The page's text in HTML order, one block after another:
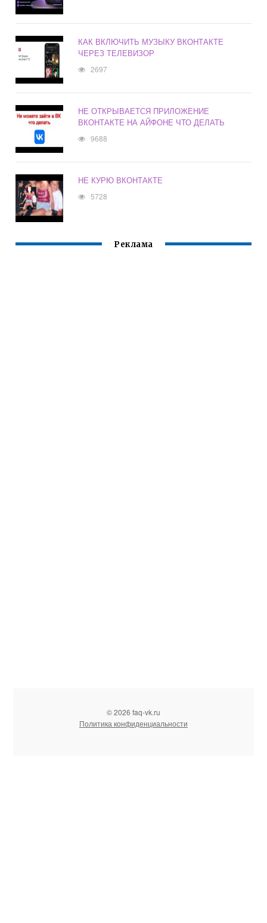
КАК ВКЛЮЧИТЬ МУЗЫКУ ВКОНТАКТЕ
ЧЕРЕЗ ТЕЛЕВИЗОР
2697
НЕ ОТКРЫВАЕТСЯ ПРИЛОЖЕНИЕ
ВКОНТАКТЕ НА АЙФОНЕ ЧТО ДЕЛАТЬ
9688
НЕ КУРЮ ВКОНТАКТЕ
5728
Реклама
© 2026 faq-vk.ru
Политика конфиденциальности